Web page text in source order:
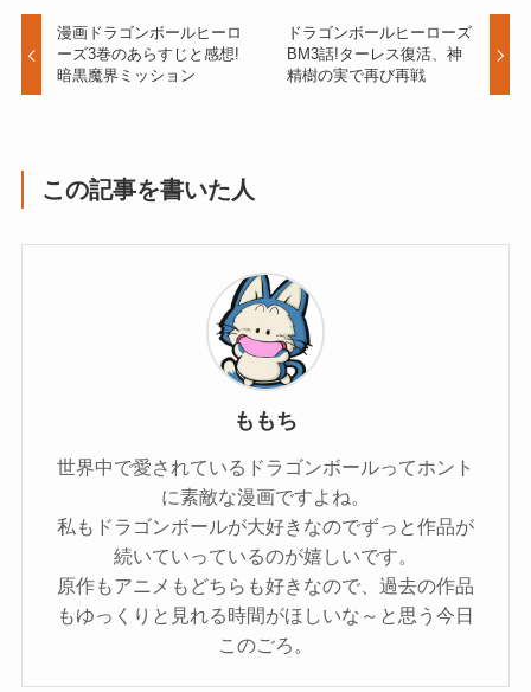
漫画ドラゴンボールヒーロ
ーズ3巻のあらすじと感想!
暗黒魔界ミッション
ドラゴンボールヒーローズ
BM3話!ターレス復活、神
精樹の実で再び再戦
この記事を書いた人
ももち
世界中で愛されているドラゴンボールってホント
に素敵な漫画ですよね。
私もドラゴンボールが大好きなのでずっと作品が
続いていっているのが嬉しいです。
原作もアニメもどちらも好きなので、過去の作品
もゆっくりと見れる時間がほしいな～と思う今日
このごろ。